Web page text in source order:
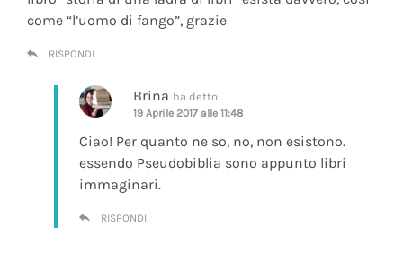
come “l’uomo di fango”, grazie
RISPONDI
Brina ha detto:
19 Aprile 2017 alle 11:48
Ciao! Per quanto ne so, no, non esistono.
essendo Pseudobiblia sono appunto libri
immaginari.
RISPONDI